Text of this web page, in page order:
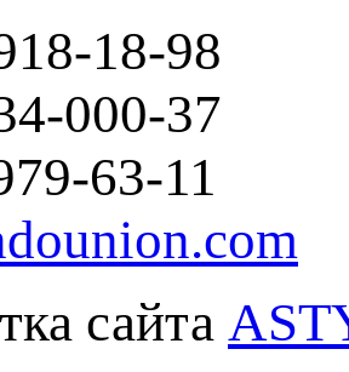
18-98
000-37
63-11
сайта